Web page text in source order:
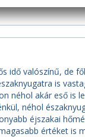
idő valószínű, de
is
néhol akár eső is
néhol
éjszakai
értéket is